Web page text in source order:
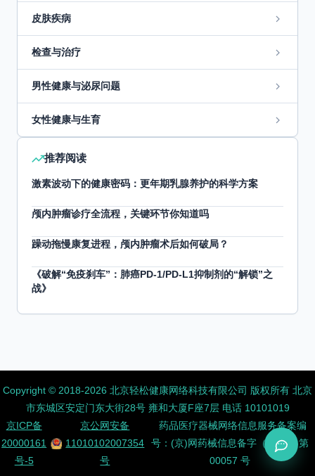
皮肤疾病
检查与治疗
男性健康与泌尿问题
女性健康与生育
推荐阅读
激素波动下的健康密码：更年期乳腺养护的科学方案
颅内肿瘤诊疗全流程，关键环节你知道吗
躁动拖慢康复进程，颅内肿瘤术后如何破局？
《破解“免疫刹车”：肺癌PD-1/PD-L1抑制剂的“解锁”之
战》
Copyright ©️ 2018-2026 北京轻松健康网络科技有限公司 版权所有 北京
市东城区安定门东大街28号 雍和大厦F座7层 电话 10101019
京ICP备
20000161
号-5
京公网安备
11010102007354
号
药品医疗器械网络信息服务备案编
号：(京)网药械信息备字（2026）第
00057 号